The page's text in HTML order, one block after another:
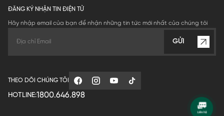
ĐĂNG KÝ NHẬN TIN ĐIỆN TỬ
Hãy nhập email của bạn để nhận những tin tức mới nhất của chúng tôi
GỬI
THEO DÕI CHÚNG TÔI
HOTLINE:1800.646.898